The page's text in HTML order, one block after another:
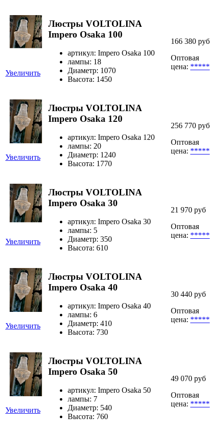
Увеличить
Люстры VOLTOLINA
Impero Osaka 100
артикул: Impero Osaka 100
лампы: 18
Диаметр: 1070
Высота: 1450
166 380 руб
Оптовая
цена: *****
Увеличить
Люстры VOLTOLINA
Impero Osaka 120
артикул: Impero Osaka 120
лампы: 20
Диаметр: 1240
Высота: 1770
256 770 руб
Оптовая
цена: *****
Увеличить
Люстры VOLTOLINA
Impero Osaka 30
артикул: Impero Osaka 30
лампы: 5
Диаметр: 350
Высота: 610
21 970 руб
Оптовая
цена: *****
Увеличить
Люстры VOLTOLINA
Impero Osaka 40
артикул: Impero Osaka 40
лампы: 6
Диаметр: 410
Высота: 730
30 440 руб
Оптовая
цена: *****
Увеличить
Люстры VOLTOLINA
Impero Osaka 50
артикул: Impero Osaka 50
лампы: 7
Диаметр: 540
Высота: 760
49 070 руб
Оптовая
цена: *****